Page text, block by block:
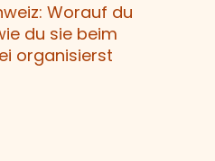
Worauf du
du sie beim
organisierst